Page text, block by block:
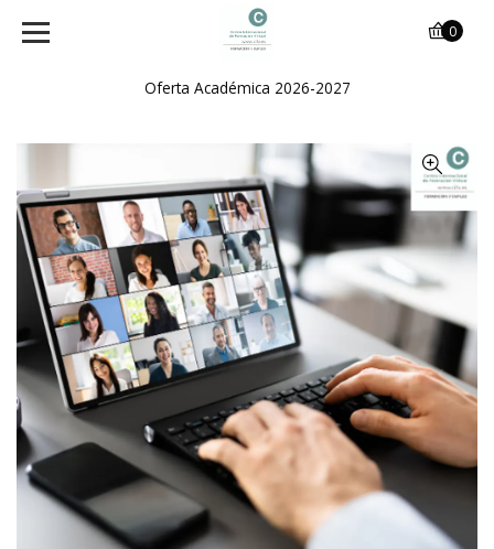
Oferta Académica 2026-2027
0